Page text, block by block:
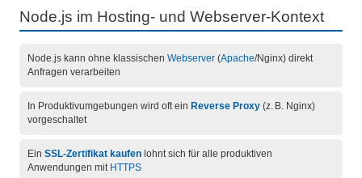
Node.js im Hosting- und Webserver-Kontext
Node.js kann ohne klassischen Webserver (Apache/Nginx) direkt
Anfragen verarbeiten
In Produktivumgebungen wird oft ein Reverse Proxy (z. B. Nginx)
vorgeschaltet
Ein SSL-Zertifikat kaufen lohnt sich für alle produktiven
Anwendungen mit HTTPS